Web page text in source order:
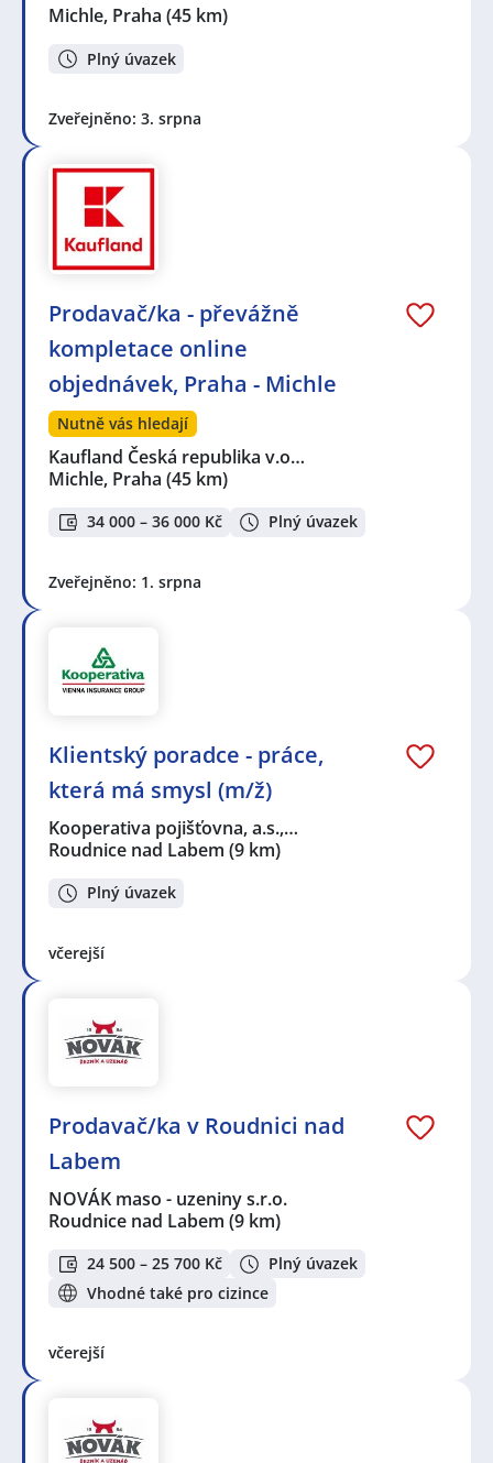
Michle, Praha (45 km)
Plný úvazek
Zveřejněno: 3. srpna
Prodavač/ka - převážně
kompletace online
objednávek, Praha - Michle
Nutně vás hledají
Kaufland Česká republika v.o…
Michle, Praha (45 km)
34 000 – 36 000 Kč Plný úvazek
Zveřejněno: 1. srpna
Klientský poradce - práce,
která má smysl (m/ž)
Kooperativa pojišťovna, a.s.,…
Roudnice nad Labem (9 km)
Plný úvazek
včerejší
Prodavač/ka v Roudnici nad
Labem
NOVÁK maso - uzeniny s.r.o.
Roudnice nad Labem (9 km)
24 500 – 25 700 Kč
Plný úvazek
Vhodné také pro cizince
včerejší